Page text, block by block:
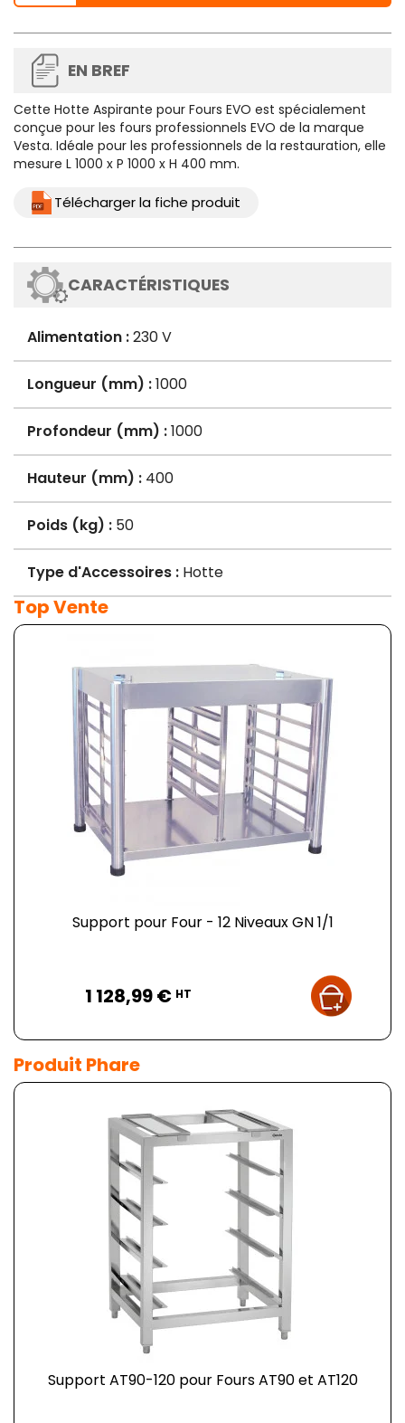
EN BREF
Cette Hotte Aspirante pour Fours EVO est spécialement
conçue pour les fours professionnels EVO de la marque
Vesta. Idéale pour les professionnels de la restauration, elle
mesure L 1000 x P 1000 x H 400 mm.
Télécharger la fiche produit
CARACTÉRISTIQUES
Alimentation :230 V
Longueur (mm) :1000
Profondeur (mm) :1000
Hauteur (mm) : 400
Poids (kg) : 50
Type d'Accessoires : Hotte
Top Vente
Support pour Four - 12 Niveaux GN 1/1
1 128,99 € HT
Produit Phare
Support AT90-120 pour Fours AT90 et AT120